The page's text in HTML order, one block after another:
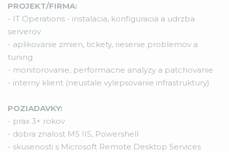
PROJEKT/FIRMA:
- IT Operations - instalacia, konfiguracia a udrzba
serverov
- aplikovanie zmien, tickety, riesenie problemov a
tuning
- monitorovanie, performacne analyzy a patchovanie
- interny klient (neustale vylepsovanie infrastruktury)
POZIADAVKY:
- prax 3+ rokov
- dobra znalost MS IIS, Powershell
- skusenosti s Microsoft Remote Desktop Services